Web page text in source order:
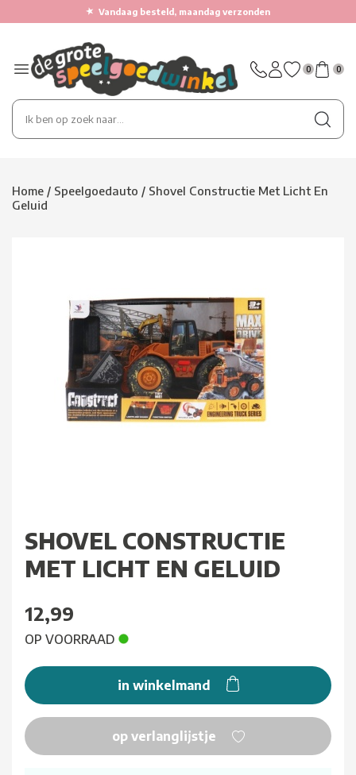
★ Vandaag besteld, maandag verzonden
0 0
Home / Speelgoedauto / Shovel Constructie Met Licht En
Geluid
SHOVEL CONSTRUCTIE
MET LICHT EN GELUID
12,99
OP VOORRAAD
in winkelmand
op verlanglijstje